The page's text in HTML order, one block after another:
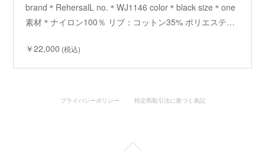
brand＊RehersalL no.＊WJ1146 color＊black size＊one
素材＊ナイロン100％ リブ：コットン35% ポリエステ…
￥22,000 (税込)
プライバシーポリシー 特定商取引法に基づく表記